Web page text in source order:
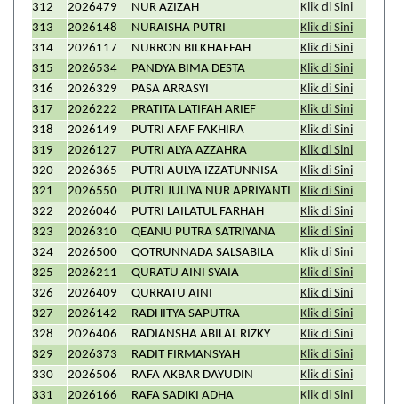
312
2026479 NUR AZIZAH
Klik di Sini
313
2026148 NURAISHA PUTRI
Klik di Sini
314
2026117 NURRON BILKHAFFAH
Klik di Sini
315
2026534 PANDYA BIMA DESTA
Klik di Sini
316
2026329 PASA ARRASYI
Klik di Sini
317
2026222 PRATITA LATIFAH ARIEF
Klik di Sini
318
2026149 PUTRI AFAF FAKHIRA
Klik di Sini
319
2026127 PUTRI ALYA AZZAHRA
Klik di Sini
320
2026365 PUTRI AULYA IZZATUNNISA
Klik di Sini
321
2026550 PUTRI JULIYA NUR APRIYANTI
Klik di Sini
322
2026046 PUTRI LAILATUL FARHAH
Klik di Sini
323
2026310 QEANU PUTRA SATRIYANA
Klik di Sini
324
2026500 QOTRUNNADA SALSABILA
Klik di Sini
325
2026211 QURATU AINI SYAIA
Klik di Sini
326
2026409 QURRATU AINI
Klik di Sini
327
2026142 RADHITYA SAPUTRA
Klik di Sini
328
2026406 RADIANSHA ABILAL RIZKY
Klik di Sini
329
2026373 RADIT FIRMANSYAH
Klik di Sini
330
2026506 RAFA AKBAR DAYUDIN
Klik di Sini
331
2026166 RAFA SADIKI ADHA
Klik di Sini